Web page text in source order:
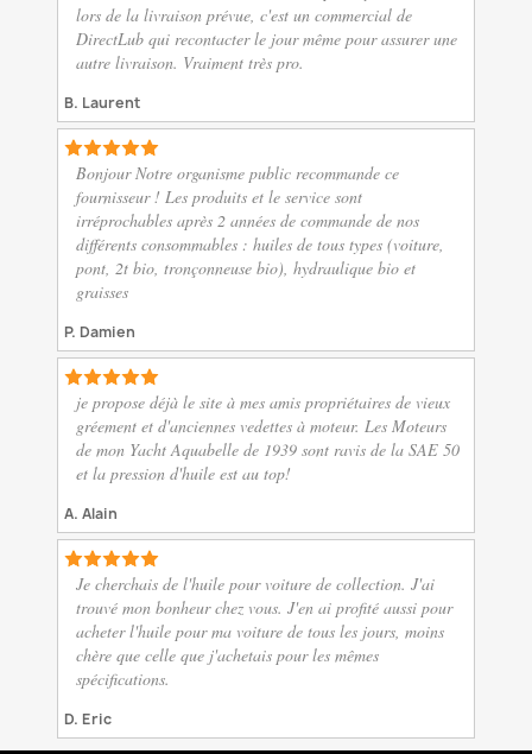
lors de la livraison prévue, c'est un commercial de
DirectLub qui recontacter le jour même pour assurer une
autre livraison. Vraiment très pro.
B. Laurent
Bonjour Notre organisme public recommande ce
fournisseur ! Les produits et le service sont
irréprochables après 2 années de commande de nos
différents consommables : huiles de tous types (voiture,
pont, 2t bio, tronçonneuse bio), hydraulique bio et
graisses
P. Damien
je propose déjà le site à mes amis propriétaires de vieux
gréement et d'anciennes vedettes à moteur. Les Moteurs
de mon Yacht Aquabelle de 1939 sont ravis de la SAE 50
et la pression d'huile est au top!
A. Alain
Je cherchais de l'huile pour voiture de collection. J'ai
trouvé mon bonheur chez vous. J'en ai profité aussi pour
acheter l'huile pour ma voiture de tous les jours, moins
chère que celle que j'achetais pour les mêmes
spécifications.
D. Eric